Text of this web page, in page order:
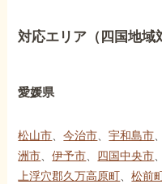
対応エリア（四国地域
愛媛県
松山市 、今治市 、宇和島市
洲市 、伊予市 四国中央市
上浮穴郡久万高原町 、松前